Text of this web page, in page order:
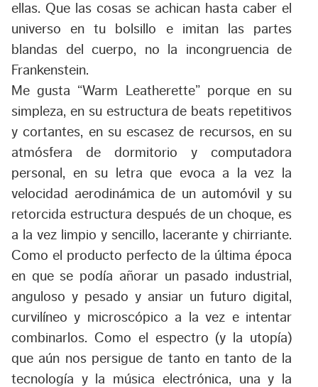
ellas. Que las cosas se achican hasta caber el
universo en tu bolsillo e imitan las partes
blandas del cuerpo, no la incongruencia de
Frankenstein.
Me gusta “Warm Leatherette” porque en su
simpleza, en su estructura de beats repetitivos
y cortantes, en su escasez de recursos, en su
atmósfera de dormitorio y computadora
personal, en su letra que evoca a la vez la
velocidad aerodinámica de un automóvil y su
retorcida estructura después de un choque, es
a la vez limpio y sencillo, lacerante y chirriante.
Como el producto perfecto de la última época
en que se podía añorar un pasado industrial,
anguloso y pesado y ansiar un futuro digital,
curvilíneo y microscópico a la vez e intentar
combinarlos. Como el espectro (y la utopía)
que aún nos persigue de tanto en tanto de la
tecnología y la música electrónica, una y la